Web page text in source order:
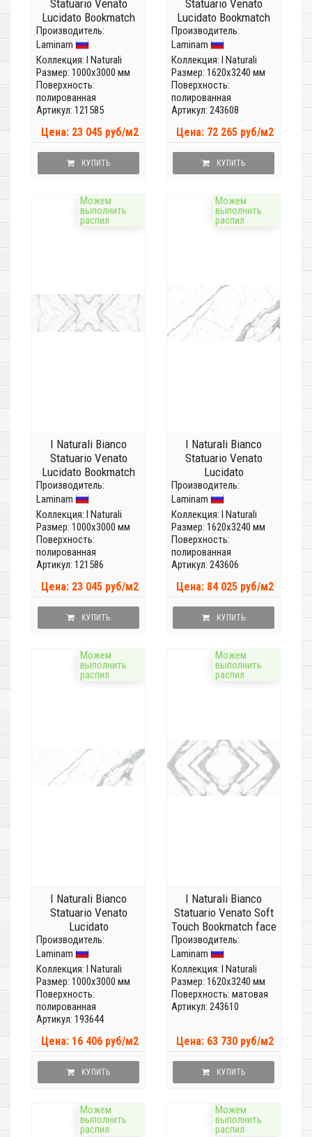
Statuario Venato
Lucidato Bookmatch
face A
LAMFFM0018_IT
(Толщина 5,6мм)
Производитель:
Laminam
Коллекция: I Naturali
Размер: 1000x3000 мм
Поверхность:
полированная
Артикул: 121585
Цена: 23 045 руб/м2
КУПИТЬ
Statuario Venato
Lucidato Bookmatch
face B
LAMFFM0011_IT
(Толщина 12 мм)
Производитель:
Laminam
Коллекция: I Naturali
Размер: 1620x3240 мм
Поверхность:
полированная
Артикул: 243608
Цена: 72 265 руб/м2
КУПИТЬ
Можем
выполнить
распил
I Naturali Bianco
Statuario Venato
Lucidato Bookmatch
face B
LAMFFM0019_IT
(Толщина 5,6мм)
Производитель:
Laminam
Коллекция: I Naturali
Размер: 1000x3000 мм
Поверхность:
полированная
Артикул: 121586
Цена: 23 045 руб/м2
КУПИТЬ
Можем
выполнить
распил
I Naturali Bianco
Statuario Venato
Lucidato
LAMFF00297_IT
(Толщина 12 мм)
Производитель:
Laminam
Коллекция: I Naturali
Размер: 1620x3240 мм
Поверхность:
полированная
Артикул: 243606
Цена: 84 025 руб/м2
КУПИТЬ
Можем
выполнить
распил
I Naturali Bianco
Statuario Venato
Lucidato
LAMFF00319_IT
(Толщина 5,6мм)
Производитель:
Laminam
Коллекция: I Naturali
Размер: 1000x3000 мм
Поверхность:
полированная
Артикул: 193644
Цена: 16 406 руб/м2
КУПИТЬ
Можем
выполнить
распил
I Naturali Bianco
Statuario Venato Soft
Touch Bookmatch face
A LAMF0M0016_IT
(Толщина 12 мм)
Производитель:
Laminam
Коллекция: I Naturali
Размер: 1620x3240 мм
Поверхность: матовая
Артикул: 243610
Цена: 63 730 руб/м2
КУПИТЬ
Можем
выполнить
распил
Можем
выполнить
распил